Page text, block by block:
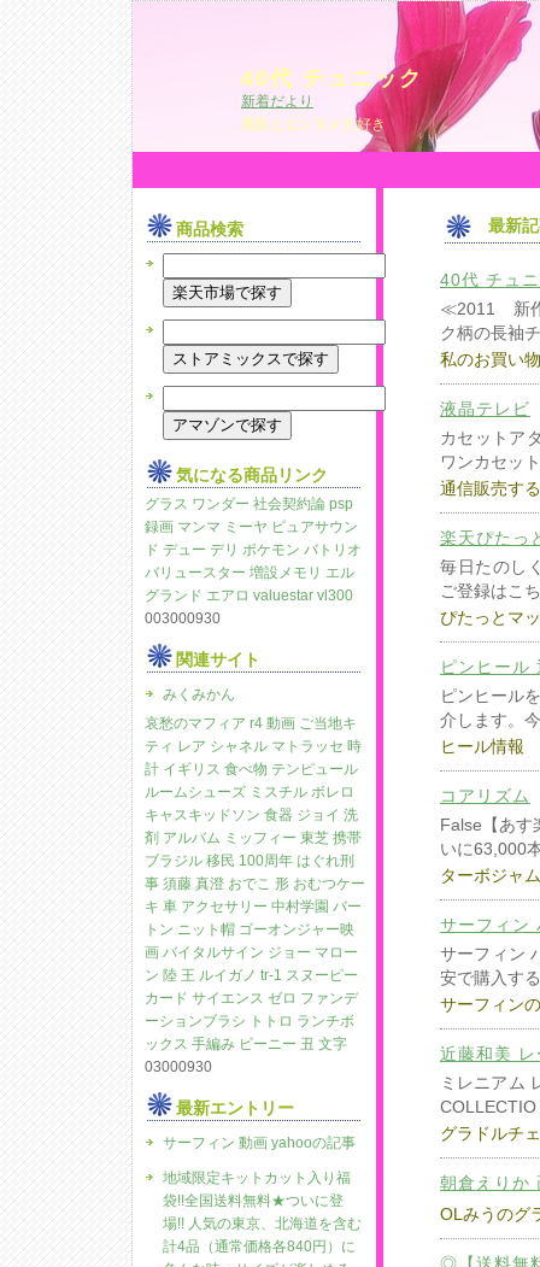
40代 チュニック
新着だより
通販とエンタメ大好き
最新
40代 チュ
≪2011 新作
ク柄の長袖
私のお買い
液晶テレビ
カセットア
ワンカセット
通信販売す
楽天ぴたっ
毎日たのし
ご登録はこ
ぴたっとマ
ピンヒール
ピンヒール
介します。
ヒール情報
コアリズム
False【あ
いに63,000
ターボジャ
サーフィン
サーフィン
安で購入す
サーフィン
近藤和美
ミレニアム
COLLECTIO
グラドルチ
朝倉えりか
OLみうのグ
商品検索
気になる商品リンク
グラス ワンダー 社会契約論 psp
録画 マンマ ミーヤ ピュアサウン
ド デュー デリ ポケモン バトリオ
バリュースター 増設メモリ エル
グランド エアロ valuestar vl300
003000930
関連サイト
みくみかん
哀愁のマフィア r4 動画 ご当地キ
ティ レア シャネル マトラッセ 時
計 イギリス 食べ物 テンピュール
ルームシューズ ミスチル ボレロ
キャスキッドソン 食器 ジョイ 洗
剤 アルバム ミッフィー 東芝 携帯
ブラジル 移民 100周年 はぐれ刑
事 須藤 真澄 おでこ 形 おむつケー
キ 車 アクセサリー 中村学園 バー
トン ニット帽 ゴーオンジャー映
画 バイタルサイン ジョー マロー
ン 陸 王 ルイガノ tr-1 スヌーピー
カード サイエンス ゼロ ファンデ
ーションブラシ トトロ ランチボ
ックス 手編み ビーニー 丑 文字
03000930
最新エントリー
サーフィン 動画 yahooの記事
地域限定キットカット入り福
袋!!全国送料無料★ついに登
場!! 人気の東京、北海道を含む
計4品（通常価格各840円）に